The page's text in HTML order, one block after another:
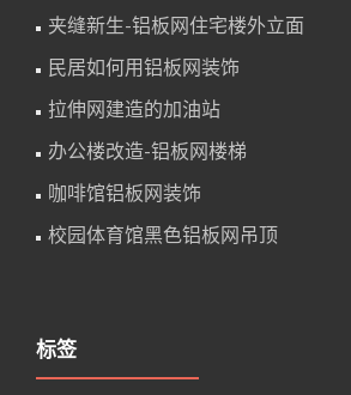
夹缝新生-铝板网住宅楼外立面
民居如何用铝板网装饰
拉伸网建造的加油站
办公楼改造-铝板网楼梯
咖啡馆铝板网装饰
校园体育馆黑色铝板网吊顶
标签